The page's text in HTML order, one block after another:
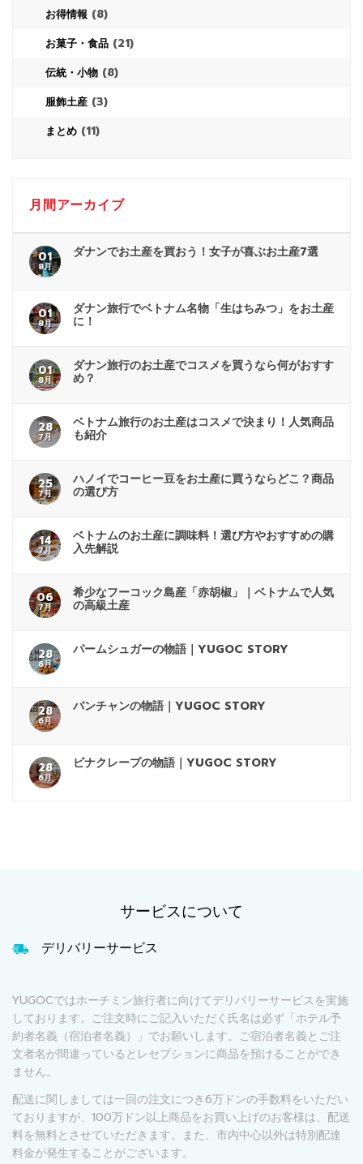
お得情報 (8)
お菓子・食品 (21)
伝統・小物 (8)
服飾土産 (3)
まとめ (11)
月間アーカイブ
01
8月
ダナンでお土産を買おう！女子が喜ぶお土産7選
01
8月
ダナン旅行でベトナム名物「生はちみつ」をお土産
に！
01
8月
ダナン旅行のお土産でコスメを買うなら何がおすす
め？
28
7月
ベトナム旅行のお土産はコスメで決まり！人気商品
も紹介
25
7月
ハノイでコーヒー豆をお土産に買うならどこ？商品
の選び方
14
7月
ベトナムのお土産に調味料！選び方やおすすめの購
入先解説
06
7月
希少なフーコック島産「赤胡椒」｜ベトナムで人気
の高級土産
28
6月
パームシュガーの物語｜YUGOC STORY
28
6月
バンチャンの物語｜YUGOC STORY
28
6月
ビナクレープの物語｜YUGOC STORY
サービスについて
デリバリーサービス
YUGOCではホーチミン旅行者に向けてデリバリーサービスを実施
しております。ご注文時にご記入いただく氏名は必ず「ホテル予
約者名義（宿泊者名義）」でお願いします。ご宿泊者名義とご注
文者名が間違っているとレセプションに商品を預けることができ
ません。
配送に関しましては一回の注文につき6万ドンの手数料をいただい
ておりますが、100万ドン以上商品をお買い上げのお客様は、配送
料を無料とさせていただきます。また、市内中心以外は特別配達
料金が発生することがございます。